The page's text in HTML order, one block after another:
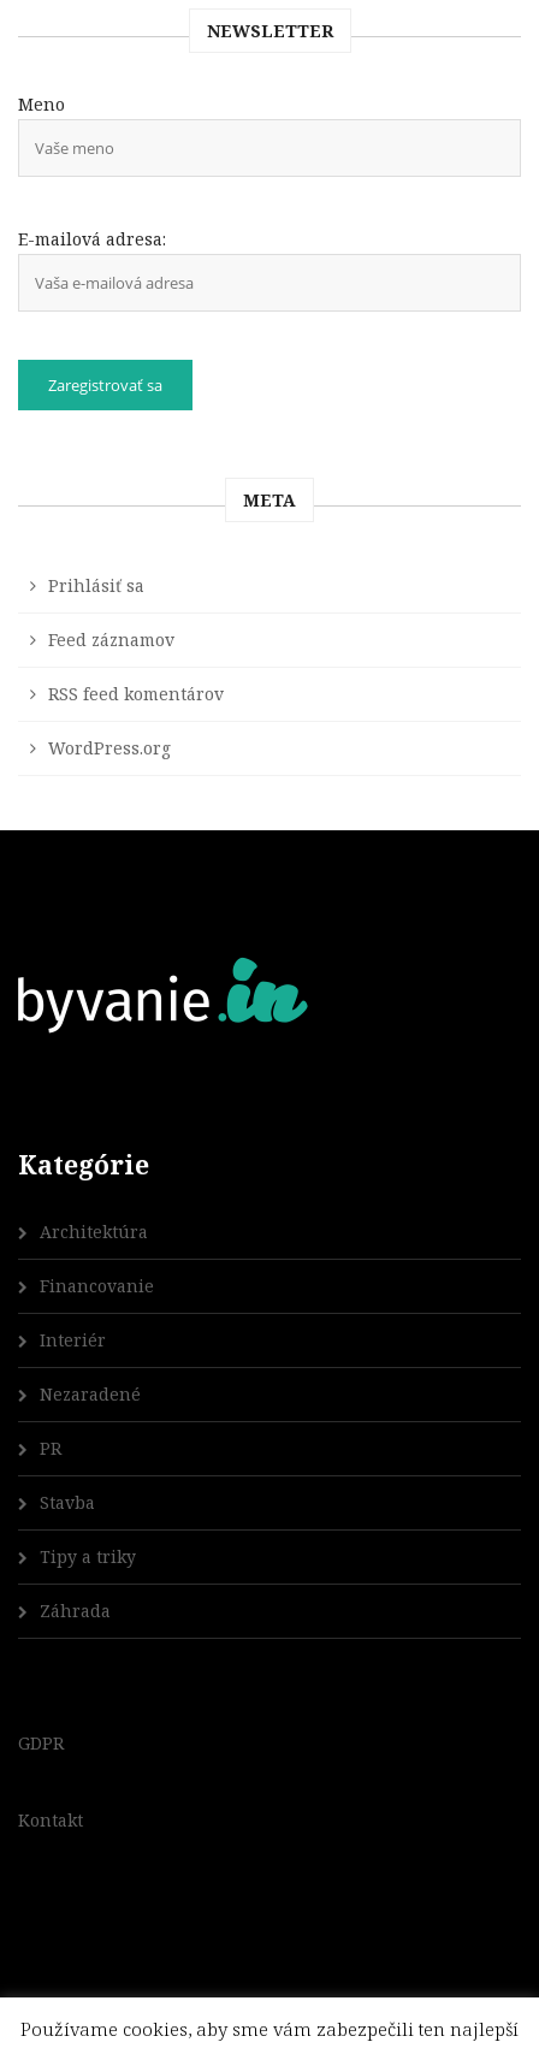
NEWSLETTER
Meno
E-mailová adresa:
META
Prihlásiť sa
Feed záznamov
RSS feed komentárov
WordPress.org
Kategórie
Architektúra
Financovanie
Interiér
Nezaradené
PR
Stavba
Tipy a triky
Záhrada
GDPR
Kontakt
Používame cookies, aby sme vám zabezpečili ten najlepší